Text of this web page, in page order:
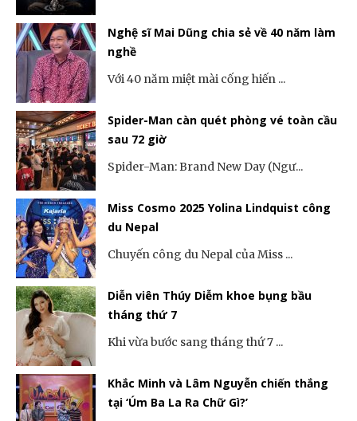
Nghệ sĩ Mai Dũng chia sẻ về 40 năm làm
nghề
Với 40 năm miệt mài cống hiến ...
Spider-Man càn quét phòng vé toàn cầu
sau 72 giờ
Spider-Man: Brand New Day (Ngư...
Miss Cosmo 2025 Yolina Lindquist công
du Nepal
Chuyến công du Nepal của Miss ...
Diễn viên Thúy Diễm khoe bụng bầu
tháng thứ 7
Khi vừa bước sang tháng thứ 7 ...
Khắc Minh và Lâm Nguyễn chiến thắng
tại ‘Úm Ba La Ra Chữ Gì?’